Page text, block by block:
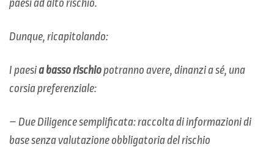
paesi ad alto rischio.
Dunque, ricapitolando:
I paesia basso rischiopotranno avere, dinanzi a sé, una
corsia preferenziale:
– Due Diligence semplificata: raccolta di informazioni di
base senza valutazione obbligatoria del rischio